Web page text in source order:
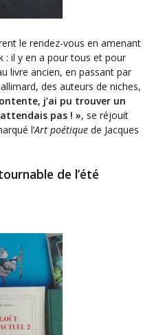
le rendez-vous en amenant
: il y en a pour tous et pour
livre ancien, en passant par
des auteurs de niches,
j’ai pu trouver un
pas ! », se réjouit
l’Art poétique de Jacques
de l’été